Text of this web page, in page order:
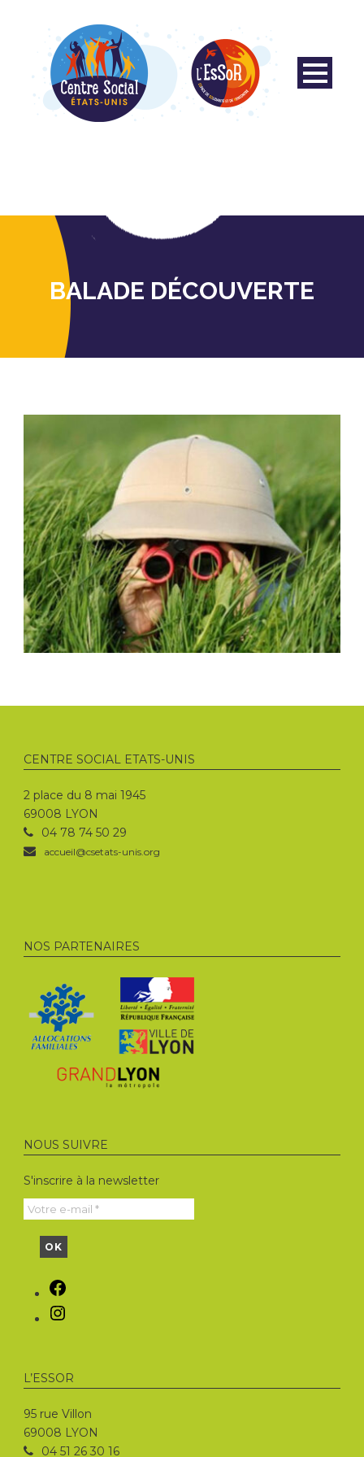
BALADE DÉCOUVERTE
CENTRE SOCIAL ETATS-UNIS
2 place du 8 mai 1945
69008 LYON
04 78 74 50 29
accueil@csetats-unis.org
NOS PARTENAIRES
NOUS SUIVRE
S'inscrire à la newsletter
L’ESSOR
95 rue Villon
69008 LYON
04 51 26 30 16